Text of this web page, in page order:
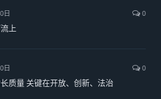
日 0
上
日 0
质量 关键在开放、创新、法治